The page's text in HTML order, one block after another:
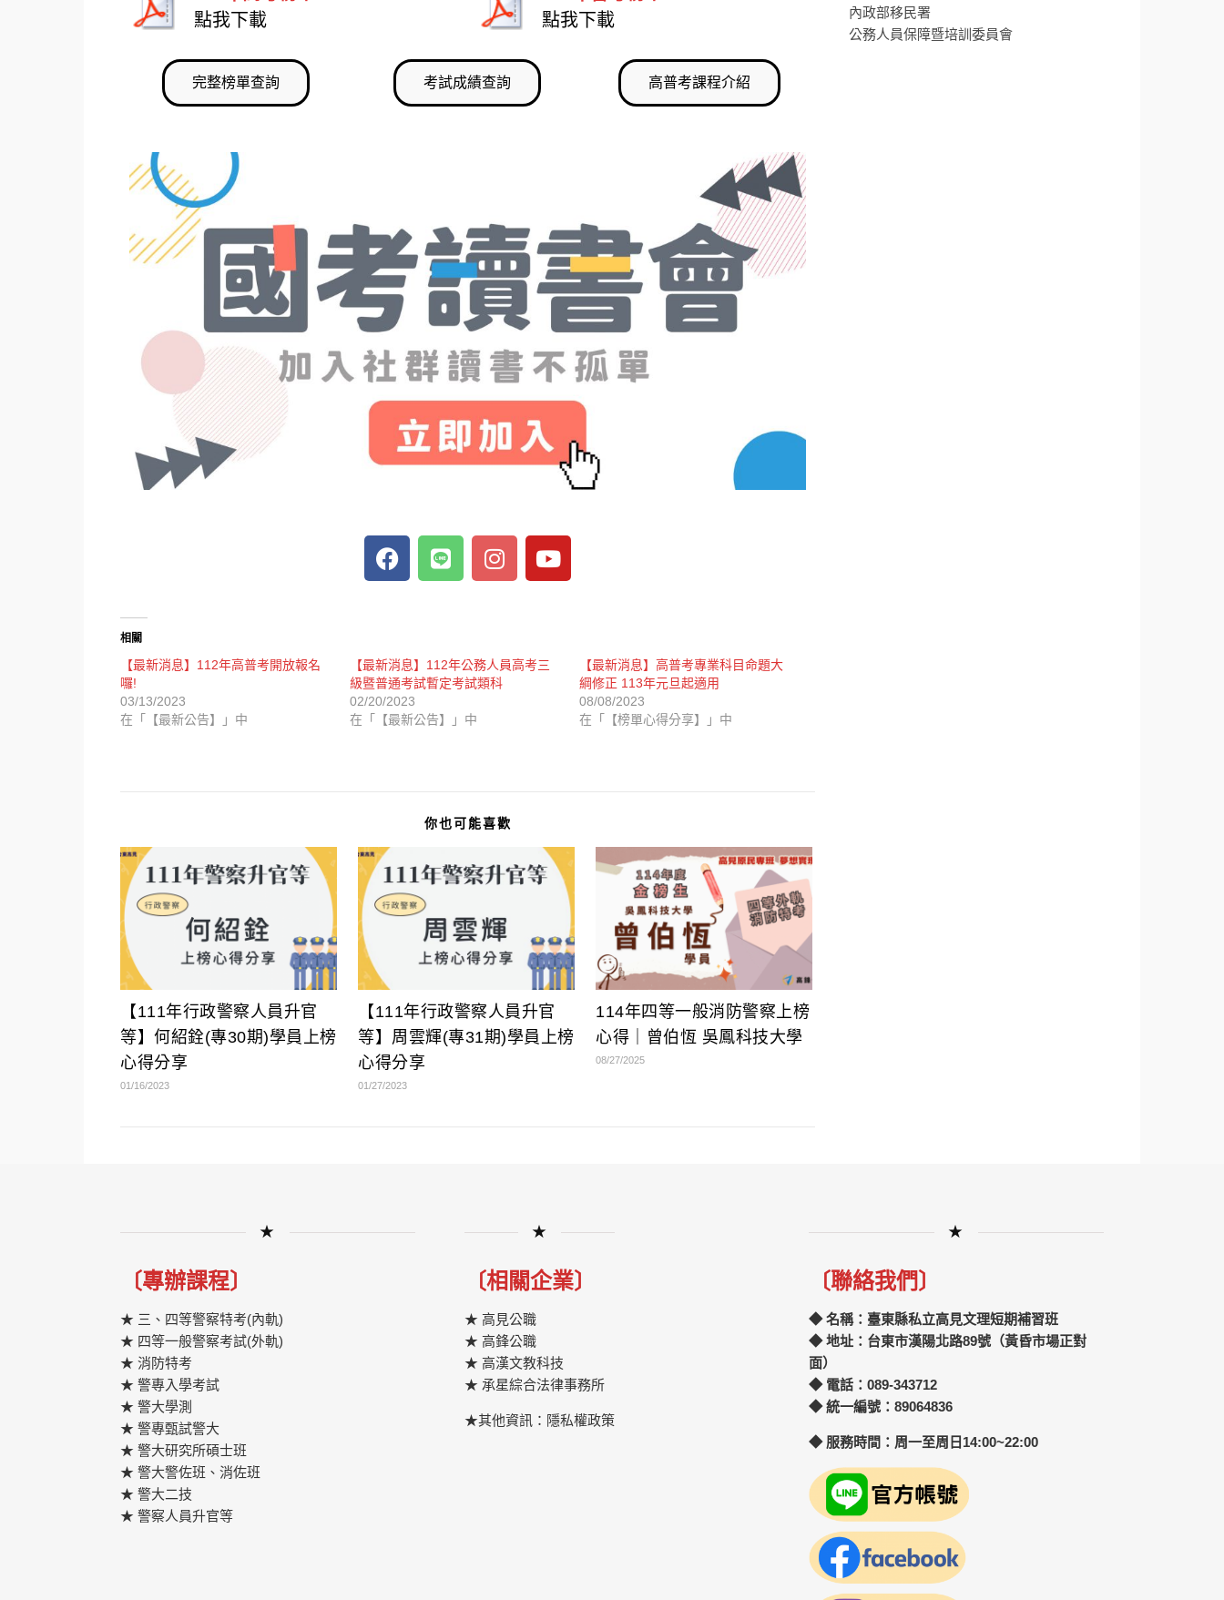
點我下載
點我下載
完整榜單查詢 考試成績查詢 高普考課程介紹
相關
【最新消息】112年高普考開放報名
囉!
03/13/2023
在「【最新公告】」中
【最新消息】112年公務人員高考三
級暨普通考試暫定考試類科
02/20/2023
在「【最新公告】」中
【最新消息】高普考專業科目命題大
綱修正 113年元旦起適用
08/08/2023
在「【榜單心得分享】」中
你也可能喜歡
【111年行政警察人員升官
等】何紹銓(專30期)學員上榜
心得分享
01/16/2023
【111年行政警察人員升官
等】周雲輝(專31期)學員上榜
心得分享
01/27/2023
114年四等一般消防警察上榜
心得｜曾伯恆 吳鳳科技大學
08/27/2025
內政部移民署
公務人員保障暨培訓委員會
★
〔專辦課程〕
★ 三、四等警察特考(內軌)
★ 四等一般警察考試(外軌)
★ 消防特考
★ 警專入學考試
★ 警大學測
★ 警專甄試警大
★ 警大研究所碩士班
★ 警大警佐班、消佐班
★ 警大二技
★ 警察人員升官等
★
〔相關企業〕
★ 高見公職
★ 高鋒公職
★ 高漢文教科技
★ 承星綜合法律事務所
★其他資訊：隱私權政策
★
〔聯絡我們〕
◆ 名稱：臺東縣私立高見文理短期補習班
◆ 地址：台東市漢陽北路89號（黃昏市場正對
面）
◆ 電話：089-343712
◆ 統一編號：89064836
◆ 服務時間：周一至周日14:00~22:00